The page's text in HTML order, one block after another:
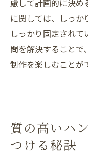
慮して計画的に決め
に関しては、しっ
しっかり固定され
問を解決することで
制作を楽しむことが
質の高いハ
つける秘訣